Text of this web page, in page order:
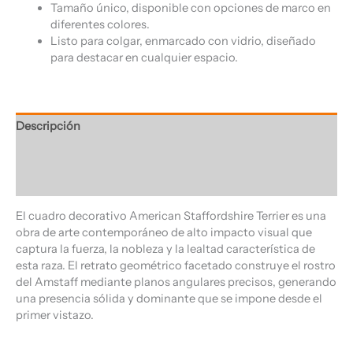
Tamaño único, disponible con opciones de marco en
diferentes colores.
Listo para colgar, enmarcado con vidrio, diseñado
para destacar en cualquier espacio.
Descripción
El cuadro decorativo American Staffordshire Terrier es una
obra de arte contemporáneo de alto impacto visual que
captura la fuerza, la nobleza y la lealtad característica de
esta raza. El retrato geométrico facetado construye el rostro
del Amstaff mediante planos angulares precisos, generando
una presencia sólida y dominante que se impone desde el
primer vistazo.